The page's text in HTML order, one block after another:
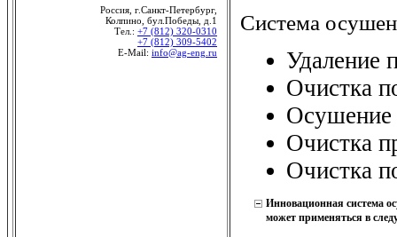
Россия, г.Санкт-Петербург,
Колпино, бул.Победы, д.1
Тел.: +7 (812) 320-0310
+7 (812) 309-5402
E-Mail: info@ag-eng.ru
Система
Удаление
Очистка
Осушение
Очистка
Очистка
Инновационная система
может применяться в